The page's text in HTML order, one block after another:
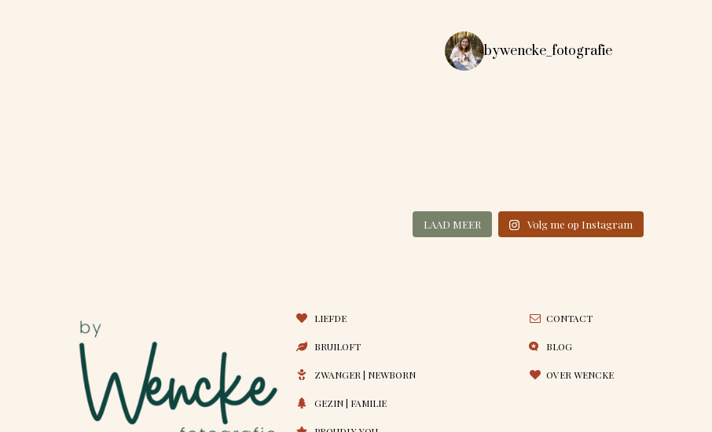
bywencke_fotografie
LAAD MEER Volg me op Instagram
LIEFDE
BRUILOFT
ZWANGER | NEWBORN
GEZIN | FAMILIE
CONTACT
BLOG
OVER WENCKE